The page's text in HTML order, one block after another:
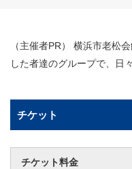
（主催者PR） 横浜市老松
した者達のグループで、日
チケット
チケット料金